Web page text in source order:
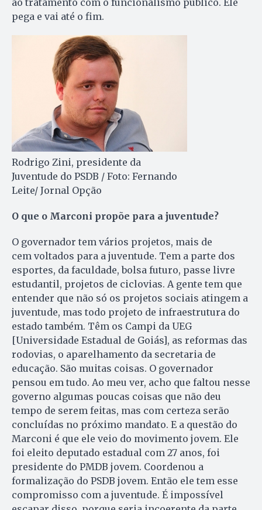
pega e vai até o fim.
Rodrigo Zini, presidente da
Juventude do PSDB / Foto: Fernando
Leite/ Jornal Opção
O que o Marconi propõe para a juventude?
O governador tem vários projetos, mais de
cem voltados para a juventude. Tem a parte dos
esportes, da faculdade, bolsa futuro, passe livre
estudantil, projetos de ciclovias. A gente tem que
entender que não só os projetos sociais atingem a
juventude, mas todo projeto de infraestrutura do
estado também. Têm os Campi da UEG
[Universidade Estadual de Goiás], as reformas das
rodovias, o aparelhamento da secretaria de
educação. São muitas coisas. O governador
pensou em tudo. Ao meu ver, acho que faltou nesse
governo algumas poucas coisas que não deu
tempo de serem feitas, mas com certeza serão
concluídas no próximo mandato. E a questão do
Marconi é que ele veio do movimento jovem. Ele
foi eleito deputado estadual com 27 anos, foi
presidente do PMDB jovem. Coordenou a
formalização do PSDB jovem. Então ele tem esse
compromisso com a juventude. É impossível